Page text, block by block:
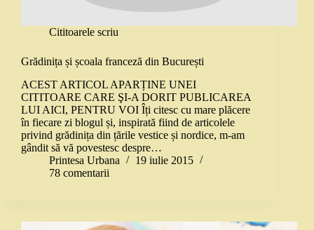
Cititoarele scriu
Grădinița și școala franceză din București
ACEST ARTICOL APARȚINE UNEI
CITITOARE CARE ŞI-A DORIT PUBLICAREA
LUI AICI, PENTRU VOI Îți citesc cu mare plăcere
în fiecare zi blogul și, inspirată fiind de articolele
privind grădinița din țările vestice și nordice, m-am
gândit să vă povestesc despre…
Printesa Urbana
19 iulie 2015
78 comentarii